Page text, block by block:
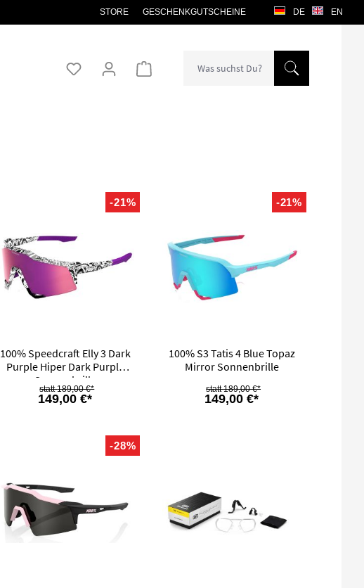
DE EN
STORE GESCHENKGUTSCHEINE
Warenkorb enthält 0 Positionen. Der
-21%
100% Speedcraft Elly 3 Dark
Purple Hiper Dark Purple
Sonnenbrille
149,00 €*
189,00 €*
-21%
100% S3 Tatis 4 Blue Topaz
Mirror Sonnenbrille
149,00 €*
189,00 €*
-28%